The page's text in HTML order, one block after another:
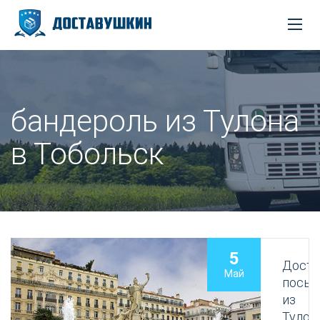
бандероль из Тулона
в Тобольск
5
Май
из